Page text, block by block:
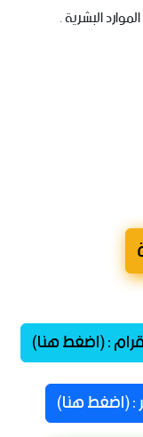
المواردالبشرية.
: (اضغط هنا)
: (اضغط هنا)